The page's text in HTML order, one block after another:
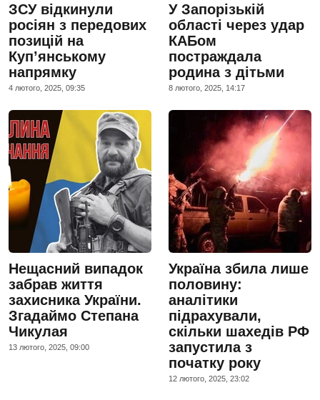
ЗСУ відкинули
росіян з передових
позицій на
Куп’янському
напрямку
4 лютого, 2025, 09:35
У Запорізькій
області через удар
КАБом
постраждала
родина з дітьми
8 лютого, 2025, 14:17
Нещасний випадок
забрав життя
захисника України.
Згадаймо Степана
Чикулая
13 лютого, 2025, 09:00
Україна збила лише
половину:
аналітики
підрахували,
скільки шахедів РФ
запустила з
початку року
12 лютого, 2025, 23:02